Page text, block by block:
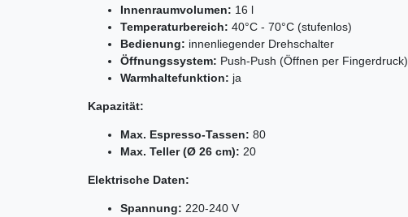
Innenraumvolumen: 16 l
Temperaturbereich: 40°C - 70°C (stufenlos)
Bedienung: innenliegender Drehschalter
Öffnungssystem: Push-Push (Öffnen per Fingerdruck)
Warmhaltefunktion: ja
Kapazität:
Max. Espresso-Tassen: 80
Max. Teller (Ø 26 cm): 20
Elektrische Daten:
Spannung: 220-240 V